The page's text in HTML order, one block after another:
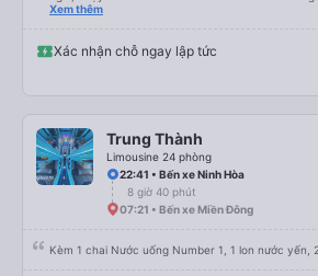
trung chuyển về nội thành thành phố tuy hoà rất
Xem thêm
Xác nhận chỗ ngay lập tức
Trung Thành
Limousine 24 phòng
22:41 • Bến xe Ninh Hòa
8 giờ 40 phút
07:21 • Bến xe Miền Đông
Kèm 1 chai Nước uống Number 1, 1 lon nước yến,